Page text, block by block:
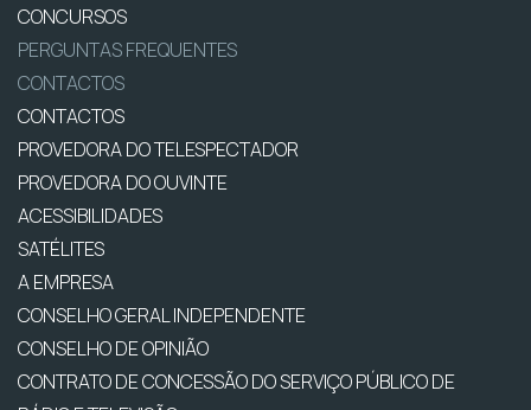
CONCURSOS
PERGUNTAS FREQUENTES
CONTACTOS
CONTACTOS
PROVEDORA DO TELESPECTADOR
PROVEDORA DO OUVINTE
ACESSIBILIDADES
SATÉLITES
A EMPRESA
CONSELHO GERAL INDEPENDENTE
CONSELHO DE OPINIÃO
CONTRATO DE CONCESSÃO DO SERVIÇO PÚBLICO DE